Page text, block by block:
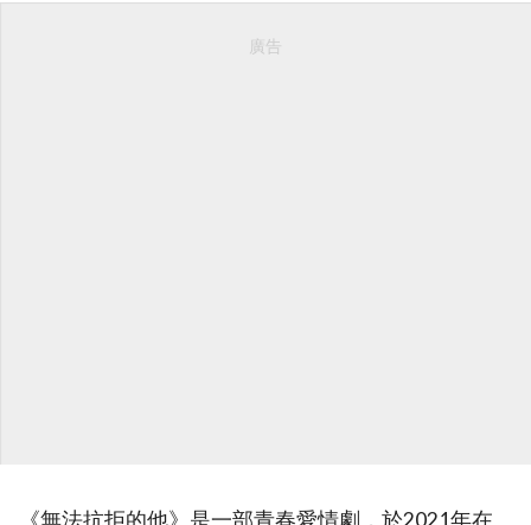
廣告
《無法抗拒的他》是一部青春愛情劇，於2021年在